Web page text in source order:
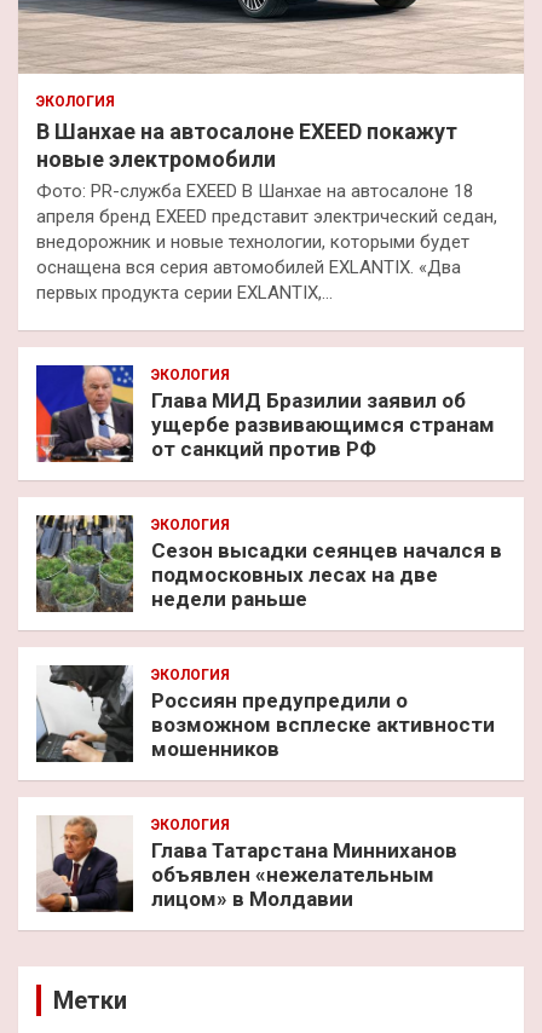
ЭКОЛОГИЯ
В Шанхае на автосалоне EXEED покажут
новые электромобили
Фото: PR-служба EXEED В Шанхае на автосалоне 18
апреля бренд EXEED представит электрический седан,
внедорожник и новые технологии, которыми будет
оснащена вся серия автомобилей EXLANTIX. «Два
первых продукта серии EXLANTIX,…
ЭКОЛОГИЯ
Глава МИД Бразилии заявил об
ущербе развивающимся странам
от санкций против РФ
ЭКОЛОГИЯ
Сезон высадки сеянцев начался в
подмосковных лесах на две
недели раньше
ЭКОЛОГИЯ
Россиян предупредили о
возможном всплеске активности
мошенников
ЭКОЛОГИЯ
Глава Татарстана Минниханов
объявлен «нежелательным
лицом» в Молдавии
Метки